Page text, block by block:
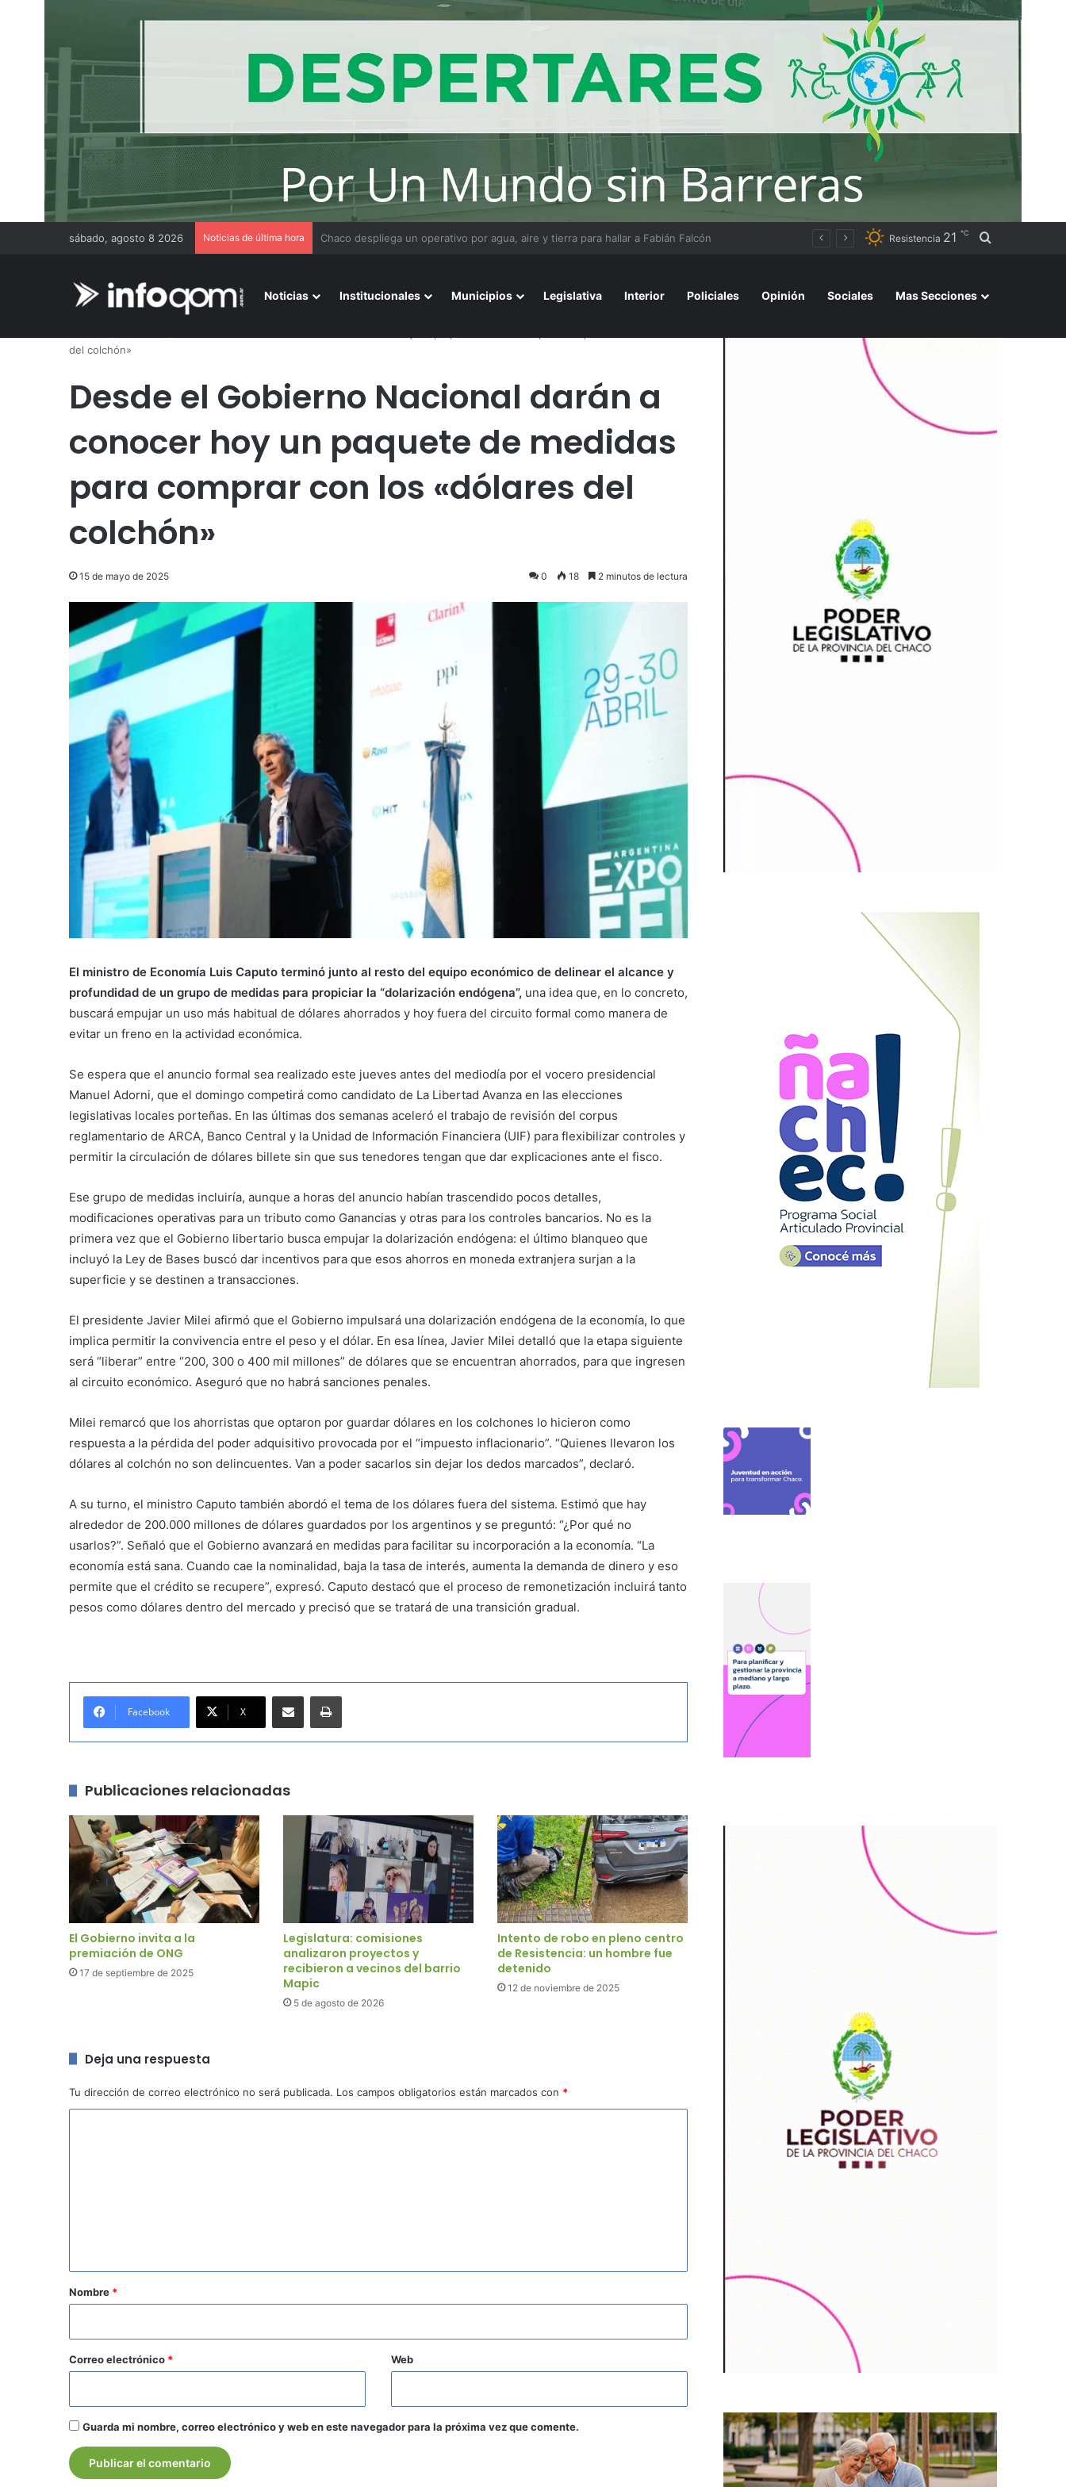
sábado, agosto 8 2026 Noticias de última hora Beneficios avalados por la ciencia de convivir con gatos Resistencia 21 ℃ Buscar por
Noticias Institucionales Municipios Legislativa Interior Policiales Opinión Sociales Mas Secciones
del colchón»
Desde el Gobierno Nacional darán a
conocer hoy un paquete de medidas
para comprar con los «dólares del
colchón»
15 de mayo de 2025 0 18 2 minutos de lectura
El ministro de Economía Luis Caputo terminó junto al resto del equipo económico de delinear el alcance y
profundidad de un grupo de medidas para propiciar la “dolarización endógena”, una idea que, en lo concreto,
buscará empujar un uso más habitual de dólares ahorrados y hoy fuera del circuito formal como manera de
evitar un freno en la actividad económica.
Se espera que el anuncio formal sea realizado este jueves antes del mediodía por el vocero presidencial
Manuel Adorni, que el domingo competirá como candidato de La Libertad Avanza en las elecciones
legislativas locales porteñas. En las últimas dos semanas aceleró el trabajo de revisión del corpus
reglamentario de ARCA, Banco Central y la Unidad de Información Financiera (UIF) para flexibilizar controles y
permitir la circulación de dólares billete sin que sus tenedores tengan que dar explicaciones ante el fisco.
Ese grupo de medidas incluiría, aunque a horas del anuncio habían trascendido pocos detalles,
modificaciones operativas para un tributo como Ganancias y otras para los controles bancarios. No es la
primera vez que el Gobierno libertario busca empujar la dolarización endógena: el último blanqueo que
incluyó la Ley de Bases buscó dar incentivos para que esos ahorros en moneda extranjera surjan a la
superficie y se destinen a transacciones.
El presidente Javier Milei afirmó que el Gobierno impulsará una dolarización endógena de la economía, lo que
implica permitir la convivencia entre el peso y el dólar. En esa línea, Javier Milei detalló que la etapa siguiente
será “liberar” entre “200, 300 o 400 mil millones” de dólares que se encuentran ahorrados, para que ingresen
al circuito económico. Aseguró que no habrá sanciones penales.
Milei remarcó que los ahorristas que optaron por guardar dólares en los colchones lo hicieron como
respuesta a la pérdida del poder adquisitivo provocada por el “impuesto inflacionario”. “Quienes llevaron los
dólares al colchón no son delincuentes. Van a poder sacarlos sin dejar los dedos marcados”, declaró.
A su turno, el ministro Caputo también abordó el tema de los dólares fuera del sistema. Estimó que hay
alrededor de 200.000 millones de dólares guardados por los argentinos y se preguntó: “¿Por qué no
usarlos?”. Señaló que el Gobierno avanzará en medidas para facilitar su incorporación a la economía. “La
economía está sana. Cuando cae la nominalidad, baja la tasa de interés, aumenta la demanda de dinero y eso
permite que el crédito se recupere”, expresó. Caputo destacó que el proceso de remonetización incluirá tanto
pesos como dólares dentro del mercado y precisó que se tratará de una transición gradual.
Facebook X
Publicaciones relacionadas
El Gobierno invita a la
premiación de ONG
17 de septiembre de 2025
Legislatura: comisiones
analizaron proyectos y
recibieron a vecinos del barrio
Mapic
5 de agosto de 2026
Intento de robo en pleno centro
de Resistencia: un hombre fue
detenido
12 de noviembre de 2025
Deja una respuesta
Tu dirección de correo electrónico no será publicada. Los campos obligatorios están marcados con *
r
*
Nombre *
Correo electrónico * Web
Guarda mi nombre, correo electrónico y web en este navegador para la próxima vez que comente.